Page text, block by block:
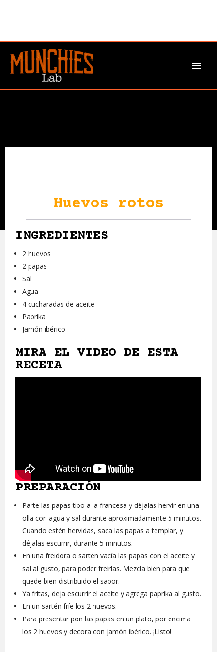
Huevos rotos
INGREDIENTES
2 huevos
2 papas
Sal
Agua
4 cucharadas de aceite
Paprika
Jamón ibérico
MIRA EL VIDEO DE ESTA
RECETA
PREPARACIÓN
Parte las papas tipo a la francesa y déjalas hervir en una
olla con agua y sal durante aproximadamente 5 minutos.
Cuando estén hervidas, saca las papas a templar, y
déjalas escurrir, durante 5 minutos.
En una freidora o sartén vacía las papas con el aceite y
sal al gusto, para poder freirlas. Mezcla bien para que
quede bien distribuido el sabor.
Ya fritas, deja escurrir el aceite y agrega paprika al gusto.
En un sartén fríe los 2 huevos.
Para presentar pon las papas en un plato, por encima
los 2 huevos y decora con jamón ibérico. ¡Listo!